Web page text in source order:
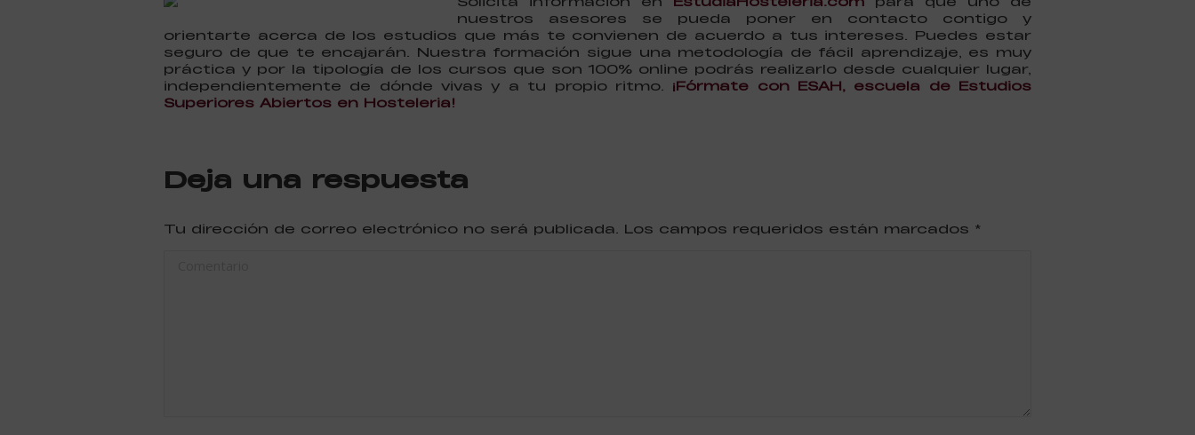
nuestros asesores se pueda poner en contacto contigo y
orientarte acerca de los estudios que más te convienen de acuerdo a tus intereses. Puedes estar
seguro de que te encajarán. Nuestra formación sigue una metodología de fácil aprendizaje, es muy
práctica y por la tipología de los cursos que son 100% online podrás realizarlo desde cualquier lugar,
independientemente de dónde vivas y a tu propio ritmo. ¡Fórmate con ESAH, escuela de Estudios
Superiores Abiertos en Hosteleria!
Deja una respuesta
Tu dirección de correo electrónico no será publicada. Los campos requeridos están marcados *